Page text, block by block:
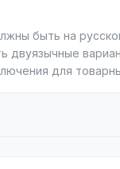
быть на
двуязычные
для